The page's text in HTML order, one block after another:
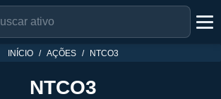
INÍCIO AÇÕES NTCO3
NTCO3